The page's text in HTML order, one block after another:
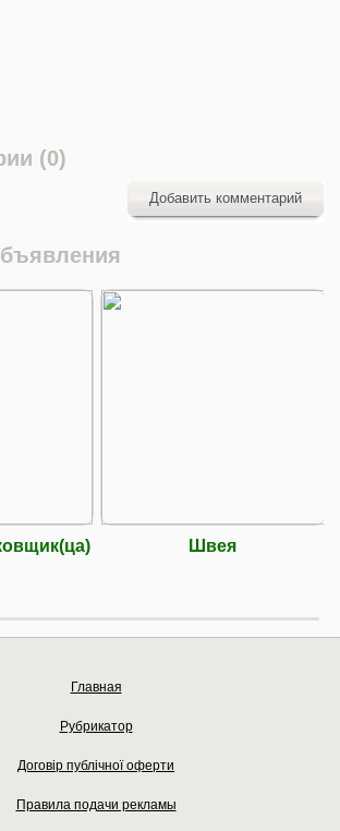
(0)
Добавить комментарий
Швея
Главная
Рубрикатор
Договір публічної оферти
Правила подачи рекламы